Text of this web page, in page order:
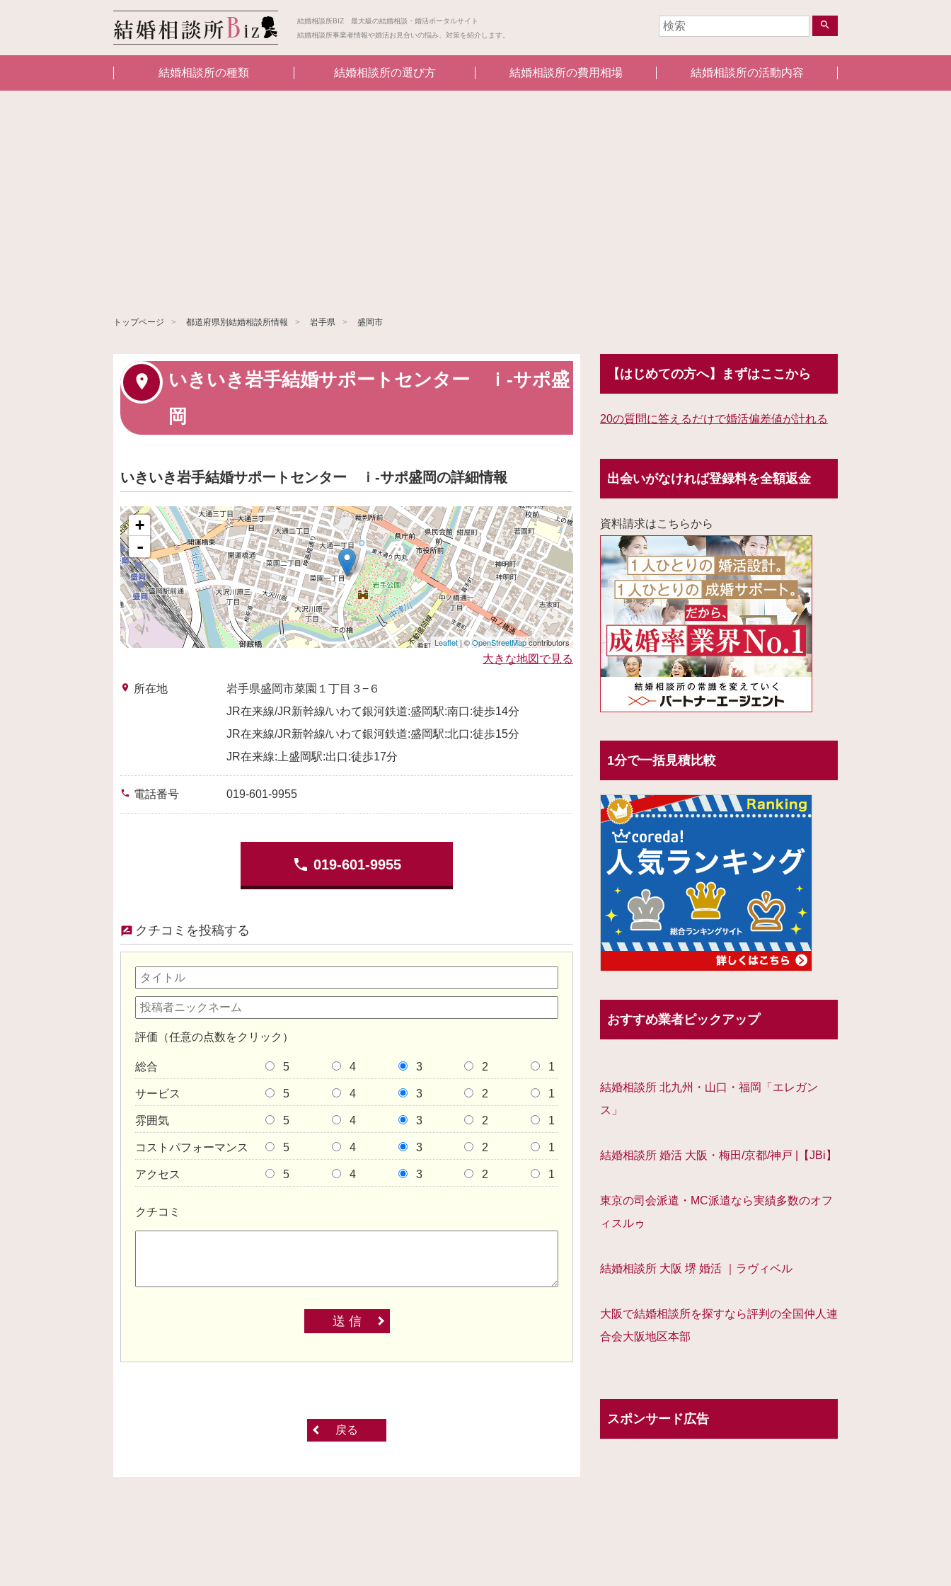
結婚相談所BIZ 最大級の結婚相談・婚活ポータルサイト
結婚相談所事業者情報や婚活お見合いの悩み、対策を紹介します。
search
結婚相談所の種類 結婚相談所の選び方 結婚相談所の費用相場 結婚相談所の活動内容
トップページ 都道府県別結婚相談所情報 岩手県 盛岡市
いきいき岩手結婚サポートセンター ｉ‐サポ盛
岡
いきいき岩手結婚サポートセンター ｉ‐サポ盛岡の詳細情報
+
-
Leaflet| ©OpenStreetMapcontributors
大きな地図で見る
place 所在地
岩手県盛岡市菜園１丁目３−６
JR在来線/JR新幹線/いわて銀河鉄道:盛岡駅:南口:徒歩14分
JR在来線/JR新幹線/いわて銀河鉄道:盛岡駅:北口:徒歩15分
JR在来線:上盛岡駅:出口:徒歩17分
phone 電話番号 019-601-9955
phone 019-601-9955
クチコミを投稿する
評価（任意の点数をクリック）
総合 5 4 3 2 1
サービス 5 4 3 2 1
雰囲気 5 4 3 2 1
コストパフォーマンス 5 4 3 2 1
アクセス 5 4 3 2 1
クチコミ
送 信
戻る
【はじめての方へ】まずはここから
20の質問に答えるだけで婚活偏差値が計れる
出会いがなければ登録料を全額返金
資料請求はこちらから
1分で一括見積比較
おすすめ業者ピックアップ
結婚相談所 北九州・山口・福岡「エレガン
ス」
結婚相談所 婚活 大阪・梅田/京都/神戸 |【JBi】
東京の司会派遣・MC派遣なら実績多数のオフ
ィスルゥ
結婚相談所 大阪 堺 婚活 ｜ラヴィベル
大阪で結婚相談所を探すなら評判の全国仲人連
合会大阪地区本部
スポンサード広告